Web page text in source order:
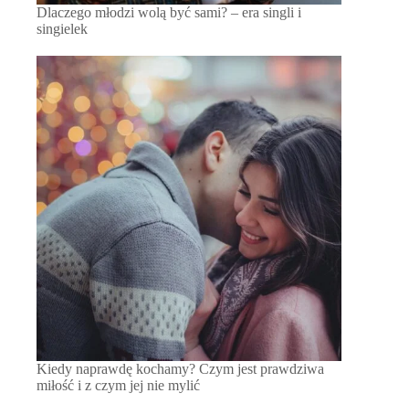
Dlaczego młodzi wolą być sami? – era singli i
singielek
Kiedy naprawdę kochamy? Czym jest prawdziwa
miłość i z czym jej nie mylić